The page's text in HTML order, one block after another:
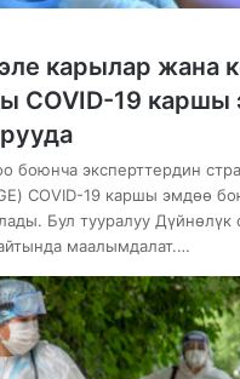
карылар жана
COVID-19 каршы
боюнча эксперттердин
COVID-19 каршы эмдөө
Бул тууралуу Дүйнөлүк
маалымдалат.…